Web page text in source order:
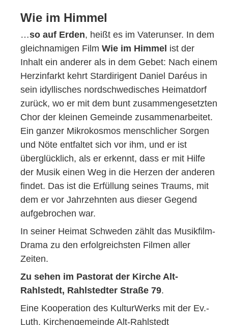
Wie im Himmel
…so auf Erden, heißt es im Vaterunser. In dem
gleichnamigen Film Wie im Himmel ist der
Inhalt ein anderer als in dem Gebet: Nach einem
Herzinfarkt kehrt Stardirigent Daniel Daréus in
sein idyllisches nordschwedisches Heimatdorf
zurück, wo er mit dem bunt zusammengesetzten
Chor der kleinen Gemeinde zusammenarbeitet.
Ein ganzer Mikrokosmos menschlicher Sorgen
und Nöte entfaltet sich vor ihm, und er ist
überglücklich, als er erkennt, dass er mit Hilfe
der Musik einen Weg in die Herzen der anderen
findet. Das ist die Erfüllung seines Traums, mit
dem er vor Jahrzehnten aus dieser Gegend
aufgebrochen war.
In seiner Heimat Schweden zählt das Musikfilm-
Drama zu den erfolgreichsten Filmen aller
Zeiten.
Zu sehen im Pastorat der Kirche Alt-
Rahlstedt, Rahlstedter Straße 79.
Eine Kooperation des KulturWerks mit der Ev.-
Luth. Kirchengemeinde Alt-Rahlstedt